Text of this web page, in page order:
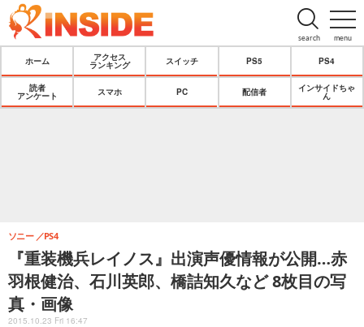
menu
search
ホーム
アクセス
ランキング
スイッチ PS5 PS4
読者
アンケート
スマホ PC 配信者
インサイドちゃ
ん
『重装機兵レイノス』出演声優情報が公開…赤
羽根健治、石川英郎、橋詰知久など 8枚目の写
真・画像
ソニー PS4
2015.10.23 Fri 16:47